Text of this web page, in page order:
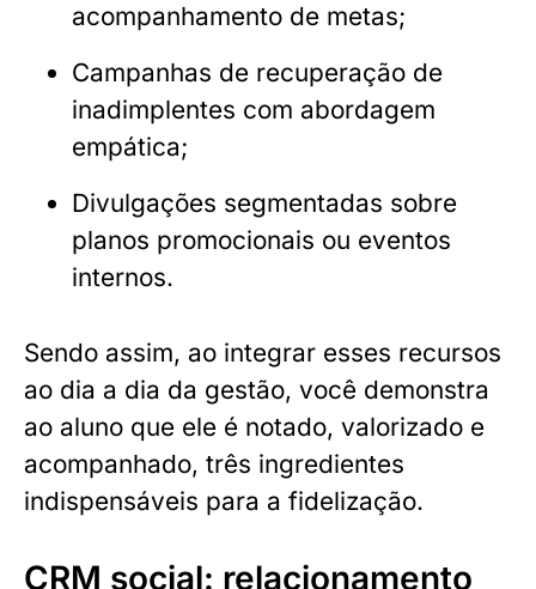
acompanhamento de metas;
Campanhas de recuperação de
inadimplentes com abordagem
empática;
Divulgações segmentadas sobre
planos promocionais ou eventos
internos.
Sendo assim, ao integrar esses recursos
ao dia a dia da gestão, você demonstra
ao aluno que ele é notado, valorizado e
acompanhado, três ingredientes
indispensáveis para a fidelização.
CRM social: relacionamento